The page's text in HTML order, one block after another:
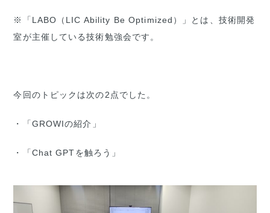
※「LABO（LIC Ability Be Optimized）」とは、技術開発
室が主催している技術勉強会です。
今回のトピックは次の2点でした。
・「GROWIの紹介」
・「Chat GPTを触ろう」